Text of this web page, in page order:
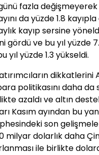
fazla değişmeyerek
da yüzde 1.8
kayıp sersine
gördü ve bu yıl yüzde
yıl yüzde 1.3 yükseldi.
politikasını daha da
azaldı ve altın
Kasım ayından bu
son
milyar dolarlık daha
ile birlikte